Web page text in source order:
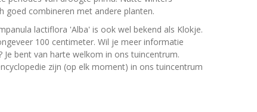
goed combineren met andere planten.
lactiflora 'Alba' is ook wel bekend als Klokje.
100 centimeter. Wil je meer informatie
bent van harte welkom in ons tuincentrum.
zijn (op elk moment) in ons tuincentrum